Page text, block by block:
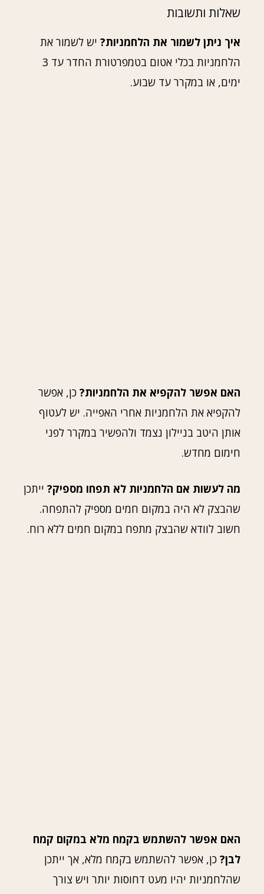
שאלות ותשובות
איך ניתן לשמור את הלחמניות? יש לשמור את
הלחמניות בכלי אטום בטמפרטורת החדר עד 3
ימים, או במקרר עד שבוע.
האם אפשר להקפיא את הלחמניות? כן, אפשר
להקפיא את הלחמניות אחרי האפייה. יש לעטוף
אותן היטב בניילון נצמד ולהפשיר במקרר לפני
חימום מחדש.
מה לעשות אם הלחמניות לא תפחו מספיק? ייתכן
שהבצק לא היה במקום חמים מספיק להתפחה.
חשוב לוודא שהבצק מתפח במקום חמים ללא רוח.
האם אפשר להשתמש בקמח מלא במקום קמח
לבן? כן, אפשר להשתמש בקמח מלא, אך ייתכן
שהלחמניות יהיו מעט דחוסות יותר ויש צורך